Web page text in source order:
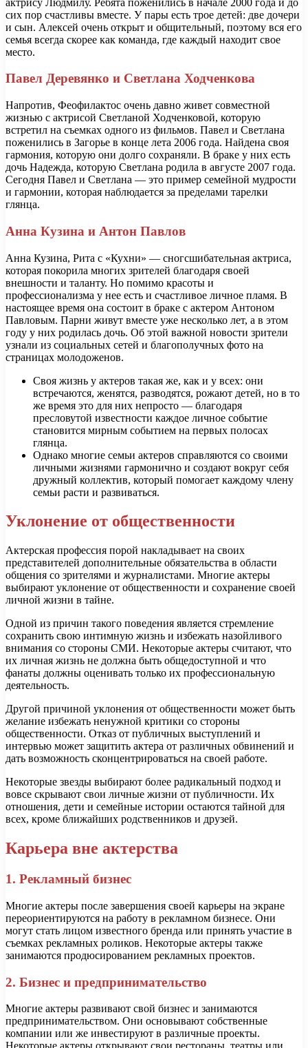
сих пор счастливы вместе. У пары есть трое детей: две дочери
и сын. Алексей очень открыт и общительный, поэтому вся его
семья всегда скорее как команда, где каждый находит свое
место.
Павел Деревянко и Светлана Ходченкова
Напротив, Феофилактос очень давно живет совместной
жизнью с актрисой Светланой Ходченковой, которую
встретил на съемках одного из фильмов. Павел и Светлана
поженились в Загорье в конце лета 2006 года. Найдена своя
гармония, которую они долго сохраняли. В браке у них есть
дочь Надежда, которую Светлана родила в августе 2007 года.
Сегодня Павел и Светлана — это пример семейной мудрости
и гармонии, которая наблюдается за пределами тарелки
глянца.
Анна Кузина и Антон Павлов
Анна Кузина, Рита с «Кухни» — сногсшибательная актриса,
которая покорила многих зрителей благодаря своей
внешности и таланту. Но помимо красоты и
профессионализма у нее есть и счастливое личное пламя. В
настоящее время она состоит в браке с актером Антоном
Павловым. Парни живут вместе уже несколько лет, а в этом
году у них родилась дочь. Об этой важной новости зрители
узнали из социальных сетей и благополучных фото на
страницах молодоженов.
Своя жизнь у актеров такая же, как и у всех: они
встречаются, женятся, разводятся, рожают детей, но в то
же время это для них непросто — благодаря
пресловутой известности каждое личное событие
становится мирным событием на первых полосах
глянца.
Однако многие семьи актеров справляются со своими
личными жизнями гармонично и создают вокруг себя
дружный коллектив, который помогает каждому члену
семьи расти и развиваться.
Уклонение от общественности
Актерская профессия порой накладывает на своих
представителей дополнительные обязательства в области
общения со зрителями и журналистами. Многие актеры
выбирают уклонение от общественности и сохранение своей
личной жизни в тайне.
Одной из причин такого поведения является стремление
сохранить свою интимную жизнь и избежать назойливого
внимания со стороны СМИ. Некоторые актеры считают, что
их личная жизнь не должна быть общедоступной и что
фанаты должны оценивать только их профессиональную
деятельность.
Другой причиной уклонения от общественности может быть
желание избежать ненужной критики со стороны
общественности. Отказ от публичных выступлений и
интервью может защитить актера от различных обвинений и
дать возможность сконцентрироваться на своей работе.
Некоторые звезды выбирают более радикальный подход и
вовсе скрывают свои личные жизни от публичности. Их
отношения, дети и семейные истории остаются тайной для
всех, кроме ближайших родственников и друзей.
Карьера вне актерства
1. Рекламный бизнес
Многие актеры после завершения своей карьеры на экране
переориентируются на работу в рекламном бизнесе. Они
могут стать лицом известного бренда или принять участие в
съемках рекламных роликов. Некоторые актеры также
занимаются продюсированием рекламных проектов.
2. Бизнес и предпринимательство
Многие актеры развивают свой бизнес и занимаются
предпринимательством. Они основывают собственные
компании или же инвестируют в различные проекты.